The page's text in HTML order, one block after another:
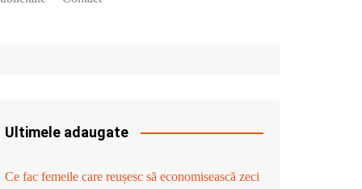
Ultimele adaugate
Ce fac femeile care reușesc să economisească zeci